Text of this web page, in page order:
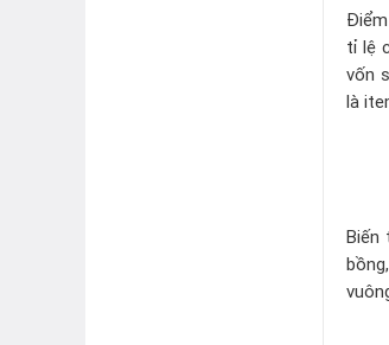
tỉ lệ
vốn
là
Biến